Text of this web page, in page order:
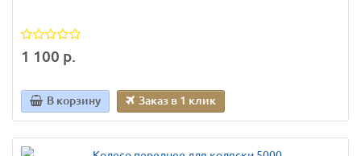
1 100 р.
В корзину Заказ в 1 клик